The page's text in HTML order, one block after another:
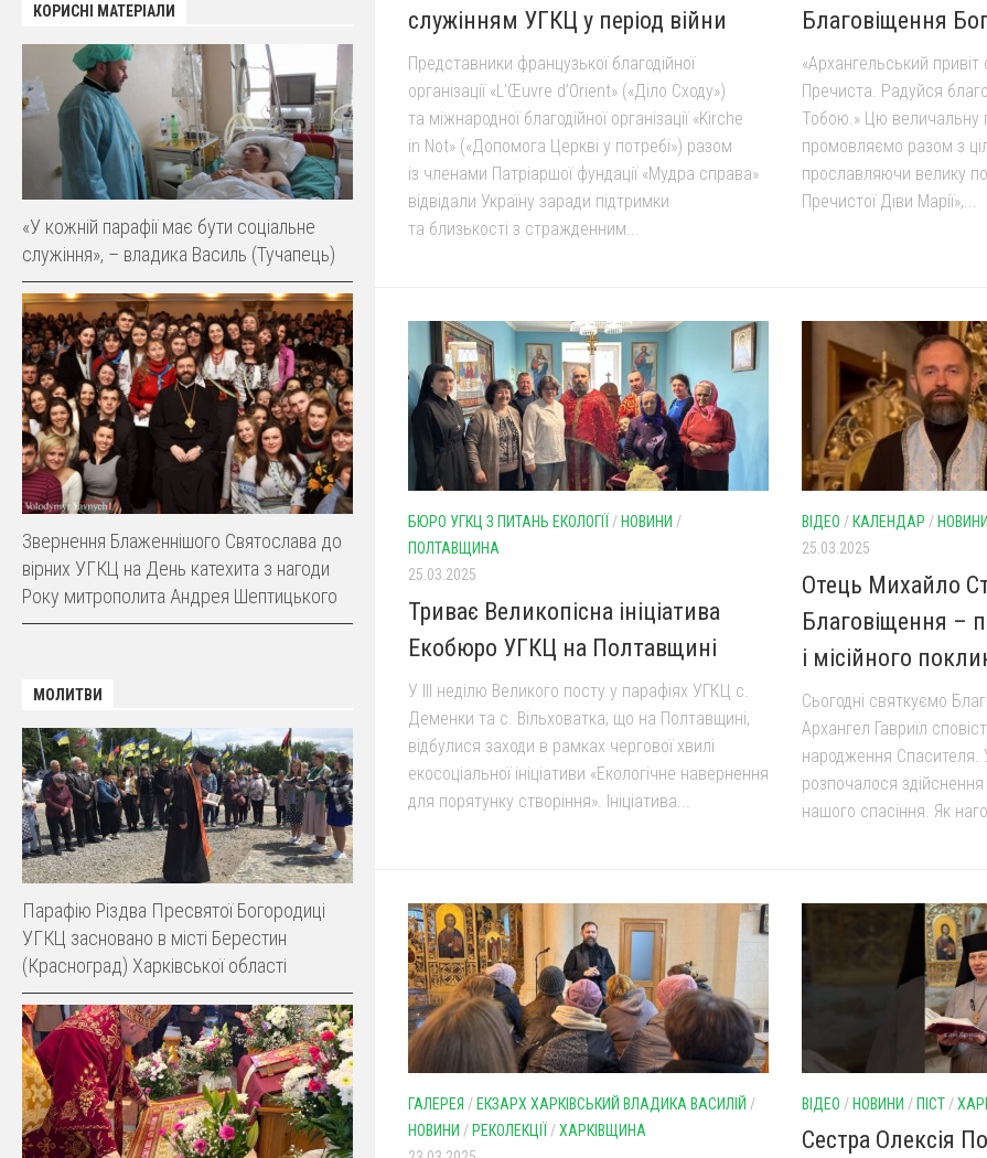
служінням УГКЦ у період війни
Представники французької благодійної
організації «L’Œuvre d’Orient» («Діло Сходу»)
та міжнародної благодійної організації «Kirche
in Not» («Допомога Церкві у потребі») разом
із членами Патріаршої фундації «Мудра справа»
відвідали Україну заради підтримки
та близькості з стражденним...
Благовіщення
«Архангельський привіт
Пречиста. Радуйся
Тобою.» Цю величальну
промовляємо разом з
прославляючи велику
Пречистої Діви Марії»,...
БЮРО УГКЦ З ПИТАНЬ ЕКОЛОГІЇ / НОВИНИ /
ПОЛТАВЩИНА
25.03.2025
Триває Великопісна ініціатива
Екобюро УГКЦ на Полтавщині
У ІІІ неділю Великого посту у парафіях УГКЦ с.
Деменки та с. Вільховатка, що на Полтавщині,
відбулися заходи в рамках чергової хвилі
екосоціальної ініціативи «Екологічне навернення
для порятунку створіння». Ініціатива...
ВІДЕО / КАЛЕНДАР / НОВИНИ
25.03.2025
Отець Михайло
Благовіщення –
і місійного
Сьогодні святкуємо
Архангел Гавриїл
народження
розпочалося
нашого спасіння. Як
ГАЛЕРЕЯ /ЕКЗАРХ ХАРКІВСЬКИЙ ВЛАДИКА ВАСИЛІЙ /
НОВИНИ /РЕКОЛЕКЦІЇ /ХАРКІВЩИНА
ВІДЕО /НОВИНИ /ПІСТ /
Сестра Олексія
КОРИСНІ МАТЕРІАЛИ
«У кожній парафії має бути соціальне
служіння», – владика Василь (Тучапець)
Звернення Блаженнішого Святослава до
вірних УГКЦ на День катехита з нагоди
Року митрополита Андрея Шептицького
МОЛИТВИ
Парафію Різдва Пресвятої Богородиці
УГКЦ засновано в місті Берестин
(Красноград) Харківської області